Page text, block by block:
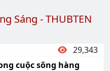
Sáng - THUBTEN
29,343
cuộc sông hàng